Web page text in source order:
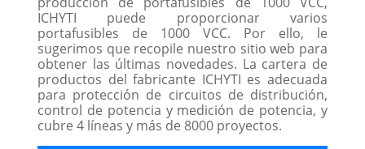
ICHYTI puede proporcionar varios
portafusibles de 1000 VCC. Por ello, le
sugerimos que recopile nuestro sitio web para
obtener las últimas novedades. La cartera de
productos del fabricante ICHYTI es adecuada
para protección de circuitos de distribución,
control de potencia y medición de potencia, y
cubre 4 líneas y más de 8000 proyectos.